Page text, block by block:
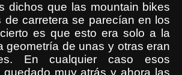
dichos que las mountain bikes
de carretera se parecían en los
es que esto era solo a la
geometría de unas y otras eran
En cualquier caso esos
quedado muy atrás y ahora las